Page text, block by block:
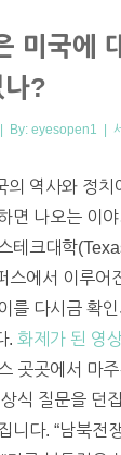
미국에
나?
By: eyesopen1 |
의 역사와 정치
면 나오는 이
테크대학
스에서 이루어
를 다시금 확
. 화제가 된 영
곳곳에서 마주
식 질문을 던
니다. “남북전